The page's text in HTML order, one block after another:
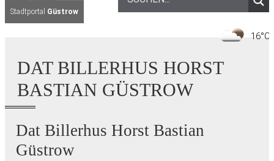
Stadtportal Güstrow
DAT BILLERHUS HORST
BASTIAN GÜSTROW
Dat Billerhus Horst Bastian
Güstrow